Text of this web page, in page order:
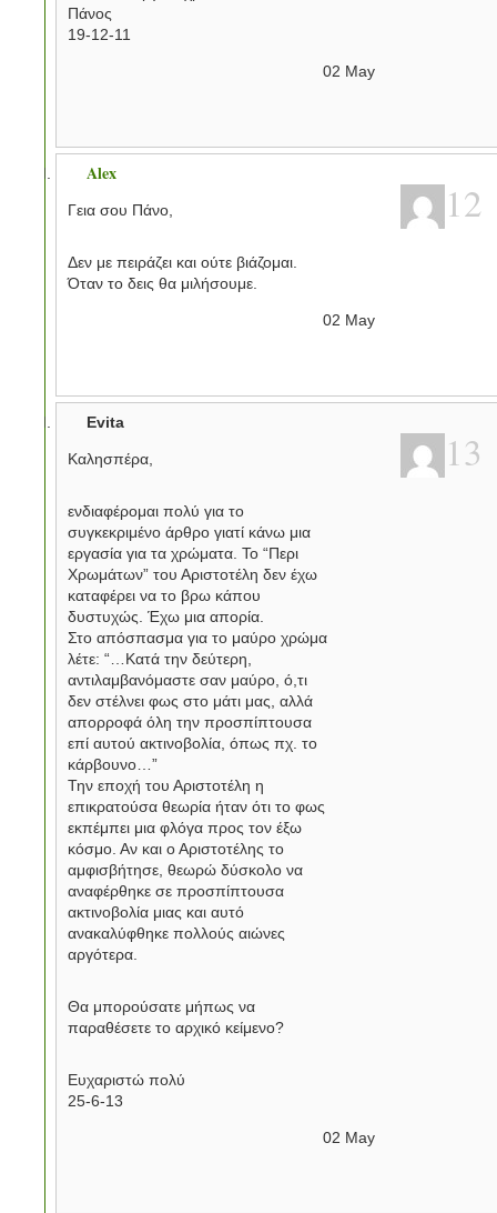
Πάνος
19-12-11
02 May
Alex
12
Γεια σου Πάνο,
Δεν με πειράζει και ούτε βιάζομαι.
Όταν το δεις θα μιλήσουμε.
02 May
Evita
13
Καλησπέρα,
ενδιαφέρομαι πολύ για το
συγκεκριμένο άρθρο γιατί κάνω μια
εργασία για τα χρώματα. Το “Περι
Χρωμάτων” του Αριστοτέλη δεν έχω
καταφέρει να το βρω κάπου
δυστυχώς. Έχω μια απορία.
Στο απόσπασμα για το μαύρο χρώμα
λέτε: “…Κατά την δεύτερη,
αντιλαμβανόμαστε σαν μαύρο, ό,τι
δεν στέλνει φως στο μάτι μας, αλλά
απορροφά όλη την προσπίπτουσα
επί αυτού ακτινοβολία, όπως πχ. το
κάρβουνο…”
Την εποχή του Αριστοτέλη η
επικρατούσα θεωρία ήταν ότι το φως
εκπέμπει μια φλόγα προς τον έξω
κόσμο. Αν και ο Αριστοτέλης το
αμφισβήτησε, θεωρώ δύσκολο να
αναφέρθηκε σε προσπίπτουσα
ακτινοβολία μιας και αυτό
ανακαλύφθηκε πολλούς αιώνες
αργότερα.
Θα μπορούσατε μήπως να
παραθέσετε το αρχικό κείμενο?
Ευχαριστώ πολύ
25-6-13
02 May